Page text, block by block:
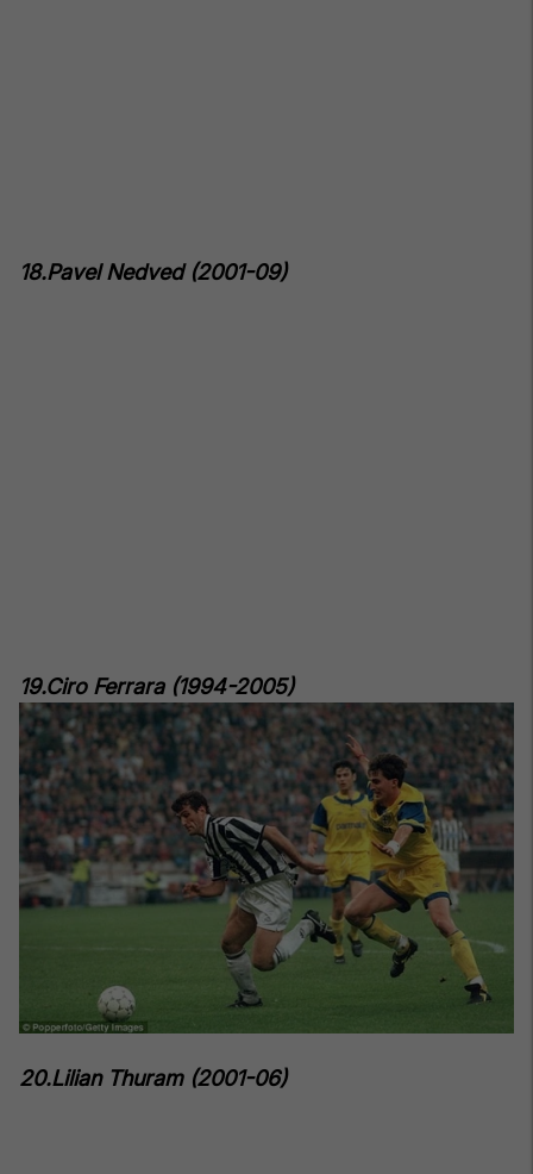
18.Pavel Nedved (2001-09)
19.Ciro Ferrara (1994-2005)
20.Lilian Thuram (2001-06)